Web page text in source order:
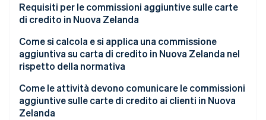
Requisiti per le commissioni aggiuntive sulle carte
di credito in Nuova Zelanda
Come si calcola e si applica una commissione
aggiuntiva su carta di credito in Nuova Zelanda nel
rispetto della normativa
Come le attività devono comunicare le commissioni
aggiuntive sulle carte di credito ai clienti in Nuova
Zelanda